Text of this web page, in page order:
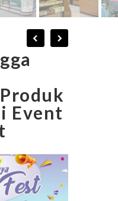
Event